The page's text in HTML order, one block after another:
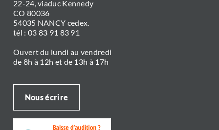
22-24, viaduc Kennedy
CO 80036
54035 NANCY cedex.
tél : 03 83 91 83 91
Ouvert du lundi au vendredi
de 8h à 12h et de 13h à 17h
Nous écrire